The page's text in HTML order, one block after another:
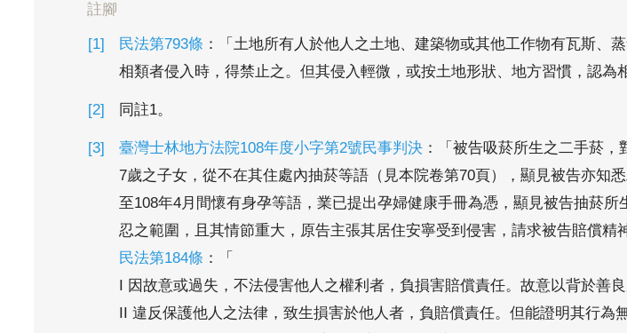
註腳
民法第793條 ：「土地所有人於他人之土地、建築物或其他工作物有瓦斯、
相類者侵入時，得禁止之。但其侵入輕微，或按土地形狀、地方習慣，認為
同註1。
臺灣士林地方法院108年度小字第2號民事判決 ：「被告吸菸所生之二手菸
7歲之子女，從不在其住處內抽菸等語（見本院卷第70頁），顯見被告亦知
至108年4月間懷有身孕等語，業已提出孕婦健康手冊為憑，顯見被告抽菸
忍之範圍，且其情節重大，原告主張其居住安寧受到侵害，請求被告賠償精
民法第184條 ：「
I 因故意或過失，不法侵害他人之權利者，負損害賠償責任。故意以背於善
II 違反保護他人之法律，致生損害於他人者，負賠償責任。但能證明其行為